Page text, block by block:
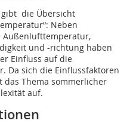
gibt die Übersicht
Neben
Außenlufttemperatur,
und ­-richtung haben
Einfluss auf die
Da sich die Einflussfaktoren
das Thema sommerlicher
auf.